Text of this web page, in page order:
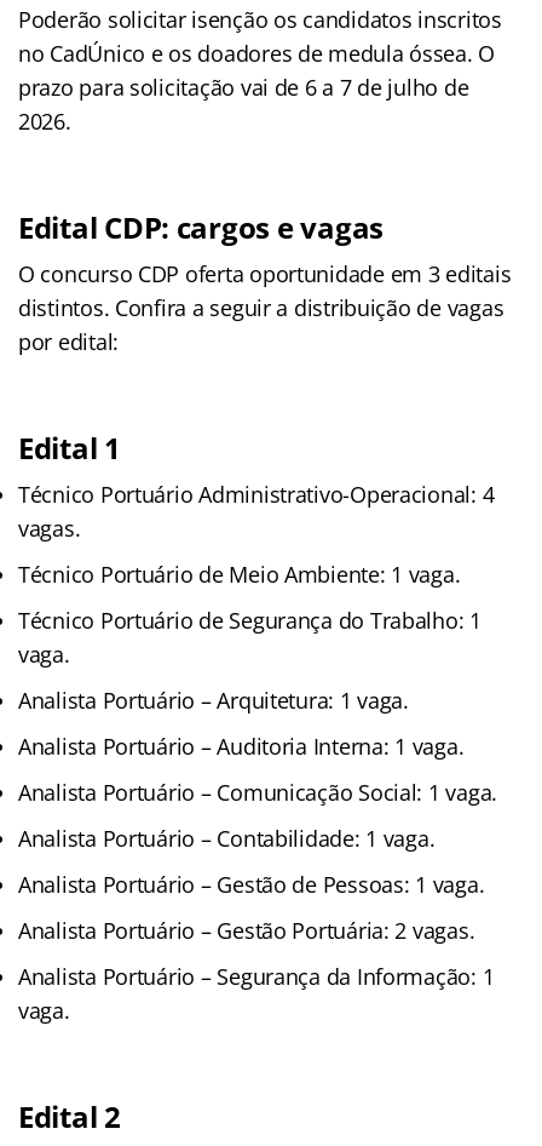
Poderão solicitar isenção os candidatos inscritos
no CadÚnico e os doadores de medula óssea. O
prazo para solicitação vai de 6 a 7 de julho de
2026.
Edital CDP: cargos e vagas
O concurso CDP oferta oportunidade em 3 editais
distintos. Confira a seguir a distribuição de vagas
por edital:
Edital 1
Técnico Portuário Administrativo-Operacional: 4
vagas.
Técnico Portuário de Meio Ambiente: 1 vaga.
Técnico Portuário de Segurança do Trabalho: 1
vaga.
Analista Portuário – Arquitetura: 1 vaga.
Analista Portuário – Auditoria Interna: 1 vaga.
Analista Portuário – Comunicação Social: 1 vaga.
Analista Portuário – Contabilidade: 1 vaga.
Analista Portuário – Gestão de Pessoas: 1 vaga.
Analista Portuário – Gestão Portuária: 2 vagas.
Analista Portuário – Segurança da Informação: 1
vaga.
Edital 2